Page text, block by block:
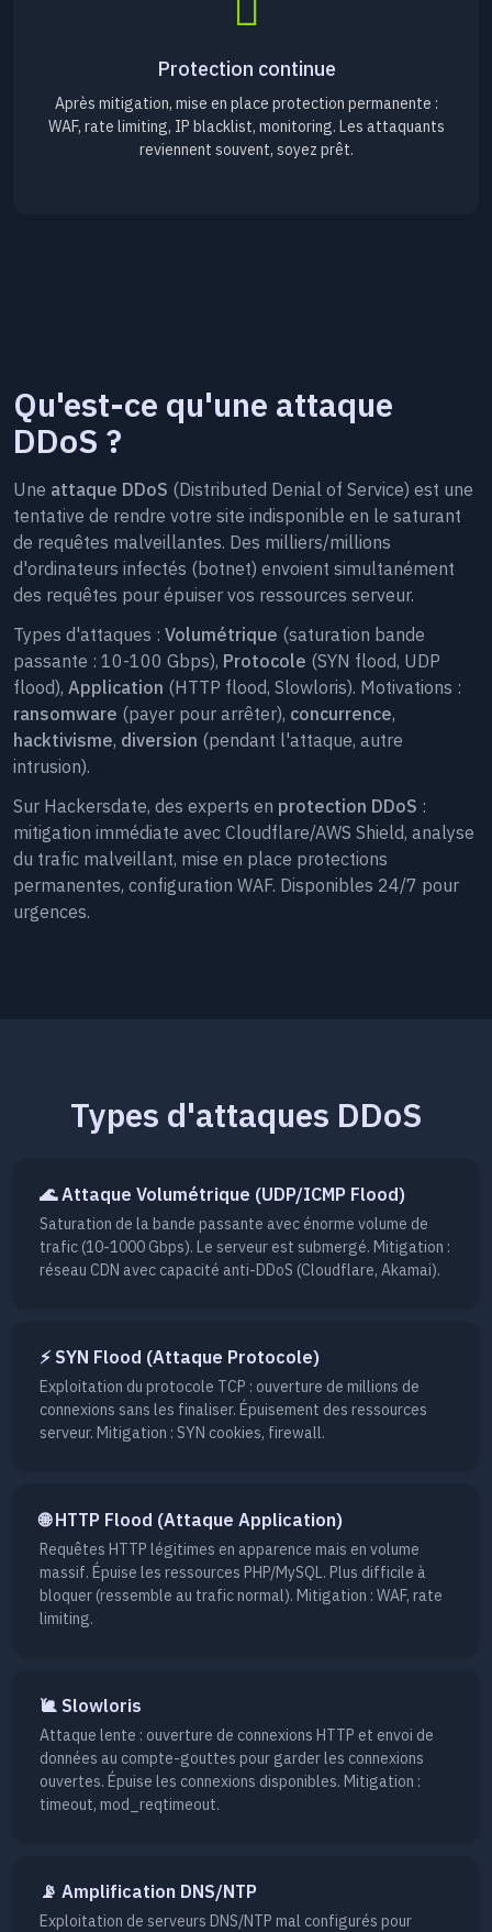
Protection continue
Après mitigation, mise en place protection permanente :
WAF, rate limiting, IP blacklist, monitoring. Les attaquants
reviennent souvent, soyez prêt.
Qu'est-ce qu'une attaque
DDoS ?
Une attaque DDoS (Distributed Denial of Service) est une
tentative de rendre votre site indisponible en le saturant
de requêtes malveillantes. Des milliers/millions
d'ordinateurs infectés (botnet) envoient simultanément
des requêtes pour épuiser vos ressources serveur.
Types d'attaques : Volumétrique (saturation bande
passante : 10-100 Gbps), Protocole (SYN flood, UDP
flood), Application (HTTP flood, Slowloris). Motivations :
ransomware (payer pour arrêter), concurrence,
hacktivisme, diversion (pendant l'attaque, autre
intrusion).
Sur Hackersdate, des experts en protection DDoS :
mitigation immédiate avec Cloudflare/AWS Shield, analyse
du trafic malveillant, mise en place protections
permanentes, configuration WAF. Disponibles 24/7 pour
urgences.
Types d'attaques DDoS
🌊 Attaque Volumétrique (UDP/ICMP Flood)
Saturation de la bande passante avec énorme volume de
trafic (10-1000 Gbps). Le serveur est submergé. Mitigation :
réseau CDN avec capacité anti-DDoS (Cloudflare, Akamai).
⚡ SYN Flood (Attaque Protocole)
Exploitation du protocole TCP : ouverture de millions de
connexions sans les finaliser. Épuisement des ressources
serveur. Mitigation : SYN cookies, firewall.
🌐 HTTP Flood (Attaque Application)
Requêtes HTTP légitimes en apparence mais en volume
massif. Épuise les ressources PHP/MySQL. Plus difficile à
bloquer (ressemble au trafic normal). Mitigation : WAF, rate
limiting.
🐌 Slowloris
Attaque lente : ouverture de connexions HTTP et envoi de
données au compte-gouttes pour garder les connexions
ouvertes. Épuise les connexions disponibles. Mitigation :
timeout, mod_reqtimeout.
📡 Amplification DNS/NTP
Exploitation de serveurs DNS/NTP mal configurés pour